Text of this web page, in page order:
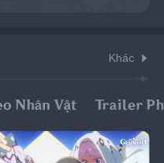
Khác
Nhân Vật Trailer